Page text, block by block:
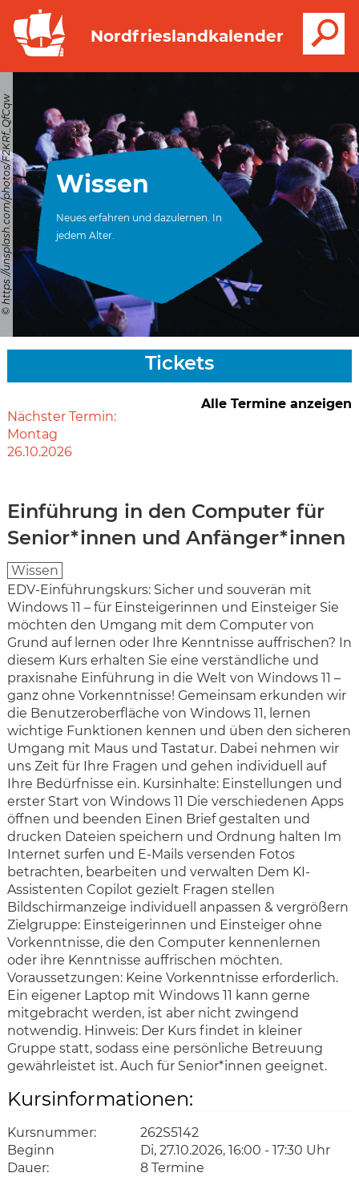
Nordfrieslandkalender
Wissen
Neues erfahren und dazulernen. In
jedem Alter.
© https://unsplash.com/photos/F2KRf_QfCqw
Nächster Termin:
Montag
26.10.2026
Alle Termine anzeigen
Einführung in den Computer für
Senior*innen und Anfänger*innen
Wissen
EDV-Einführungskurs: Sicher und souverän mit
Windows 11 – für Einsteigerinnen und Einsteiger Sie
möchten den Umgang mit dem Computer von
Grund auf lernen oder Ihre Kenntnisse auffrischen? In
diesem Kurs erhalten Sie eine verständliche und
praxisnahe Einführung in die Welt von Windows 11 –
ganz ohne Vorkenntnisse! Gemeinsam erkunden wir
die Benutzeroberfläche von Windows 11, lernen
wichtige Funktionen kennen und üben den sicheren
Umgang mit Maus und Tastatur. Dabei nehmen wir
uns Zeit für Ihre Fragen und gehen individuell auf
Ihre Bedürfnisse ein. Kursinhalte: Einstellungen und
erster Start von Windows 11 Die verschiedenen Apps
öffnen und beenden Einen Brief gestalten und
drucken Dateien speichern und Ordnung halten Im
Internet surfen und E-Mails versenden Fotos
betrachten, bearbeiten und verwalten Dem KI-
Assistenten Copilot gezielt Fragen stellen
Bildschirmanzeige individuell anpassen & vergrößern
Zielgruppe: Einsteigerinnen und Einsteiger ohne
Vorkenntnisse, die den Computer kennenlernen
oder ihre Kenntnisse auffrischen möchten.
Voraussetzungen: Keine Vorkenntnisse erforderlich.
Ein eigener Laptop mit Windows 11 kann gerne
mitgebracht werden, ist aber nicht zwingend
notwendig. Hinweis: Der Kurs findet in kleiner
Gruppe statt, sodass eine persönliche Betreuung
gewährleistet ist. Auch für Senior*innen geeignet.
Kursinformationen:
Kursnummer:
262S5142
Beginn
Di, 27.10.2026, 16:00 - 17:30 Uhr
Dauer:
8 Termine
Tickets